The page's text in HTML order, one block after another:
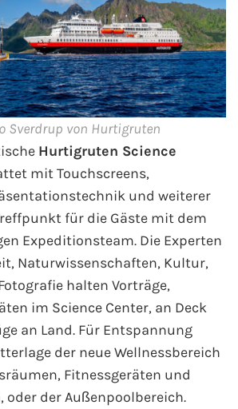
Sverdrup von Hurtigruten
Hurtigruten Science
mit Touchscreens,
und weiterer
für die Gäste mit dem
Expeditionsteam. Die Experten
Naturwissenschaften, Kultur,
halten Vorträge,
im Science Center, an Deck
an Land. Für Entspannung
der neue Wellnessbereich
Fitnessgeräten und
oder der Außenpoolbereich.